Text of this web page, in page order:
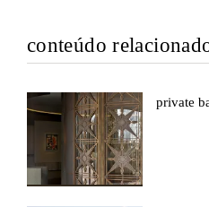
conteúdo
private